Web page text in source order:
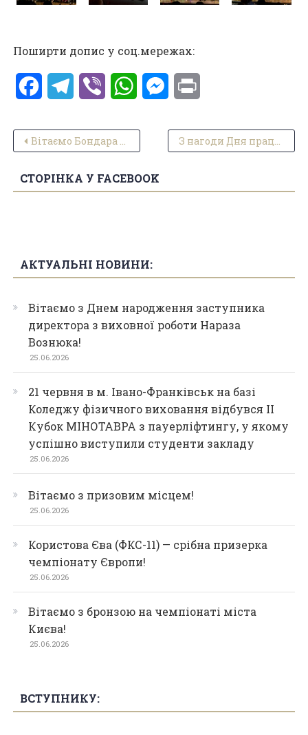
Поширти допис у соц.мережах:
FacebookTelegram
Viber WhatsAppMessenger
Навігація записів
Вітаємо Бондара Дмитра, який виборов перше місце на дистанції 1500м З нагоди Дня працівників освіти студентський парламент щиро вітає вас зі святом !
СТОРІНКА У FACEBOOK
АКТУАЛЬНІ НОВИНИ:
Вітаємо з Днем народження заступника
директора з виховної роботи Нараза
Вознюка!
25.06.2026
21 червня в м. Івано-Франківськ на базі
Коледжу фізичного виховання відбувся ІІ
Кубок МІНОТАВРА з пауерліфтингу, у якому
успішно виступили студенти закладу
25.06.2026
Вітаємо з призовим місцем!
25.06.2026
Користова Єва (ФКС-11) — срібна призерка
чемпіонату Європи!
25.06.2026
Вітаємо з бронзою на чемпіонаті міста
Києва!
25.06.2026
ВСТУПНИКУ: